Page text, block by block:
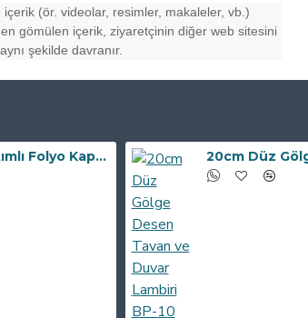
(ör. videolar, resimler, makaleler, vb.)
gömülen içerik, ziyaretçinin diğer web sitesini
şekilde davranır.
10cm Isı Yalıtımlı Folyo Kaplamalı Kapı Lambiri 20mm BP-37